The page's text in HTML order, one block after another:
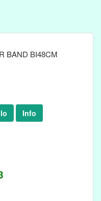
BAND BI48CM
Info